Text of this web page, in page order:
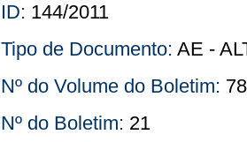
ID: 144/2011
Tipo de Documento: AE -
Nº do Volume do Boletim: 78
Nº do Boletim: 21